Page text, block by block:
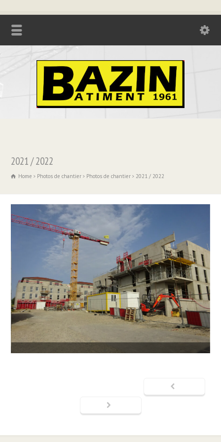
2021 / 2022
Home Photos de chantier Photos de chantier 2021 / 2022